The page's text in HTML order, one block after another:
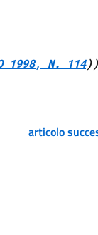
1998, N. 114))
articolo